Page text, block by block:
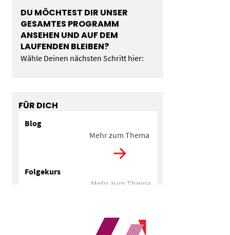
DU MÖCHTEST DIR UNSER
GESAMTES PROGRAMM
ANSEHEN UND AUF DEM
LAUFENDEN BLEIBEN?
Wähle Deinen nächsten Schritt hier:
FÜR DICH
Blog
Mehr zum Thema
Folgekurs
Mehr zum Thema